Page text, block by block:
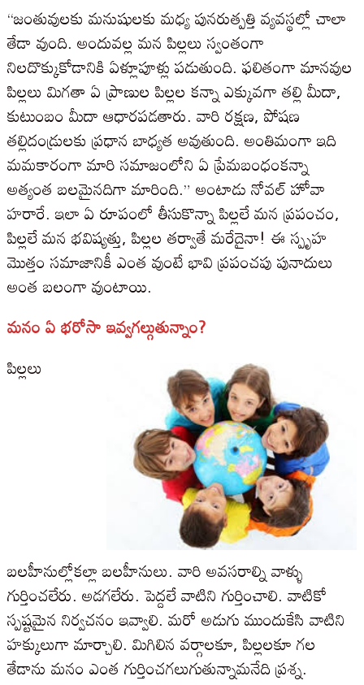
“జంతువులకు మనుషులకు మధ్య పునరుత్పత్తి వ్యవస్థల్లో చాలా
తేడా వుంది. అందువల్ల మన పిల్లలు స్వంతంగా
నిలదొక్కుకోడానికి ఏళ్లూపూళ్లు పడుతుంది. ఫలితంగా మానవుల
పిల్లలు మిగతా ఏ ప్రాణుల పిల్లల కన్నా ఎక్కువగా తల్లి మీదా,
కుటుంబం మీదా ఆధారపడతారు. వారి రక్షణ, పోషణ
తల్లిదండ్రులకు ప్రధాన బాధ్యత అవుతుంది. అంతిమంగా ఇది
మమకారంగా మారి సమాజంలోని ఏ ప్రేమబంధంకన్నా
అత్యంత బలమైనదిగా మారింది.” అంటాడు నోవల్ హోవా
హరారే. ఇలా ఏ రూపంలో తీసుకొన్నా పిల్లలే మన ప్రపంచం,
పిల్లలే మన భవిష్యత్తు, పిల్లల తర్వాతే మరేదైనా! ఈ స్పృహ
మొత్తం సమాజానికీ ఎంత వుంటే భావి ప్రపంచపు పునాదులు
అంత బలంగా వుంటాయి.
మనం ఏ భరోసా ఇవ్వగల్గుతున్నాం?
పిల్లలు
బలహీనుల్లోకల్లా బలహీనులు. వారి అవసరాల్ని వాళ్ళు
గుర్తించలేరు. అడగలేరు. పెద్దలే వాటిని గుర్తించాలి. వాటికో
స్పష్టమైన నిర్వచనం ఇవ్వాలి. మరో అడుగు ముందుకేసి వాటిని
హక్కులుగా మార్చాలి. మిగిలిన వర్గాలకూ, పిల్లలకూ గల
తేడాను మనం ఎంత గుర్తించగలుగుతున్నామనేది ప్రశ్న.